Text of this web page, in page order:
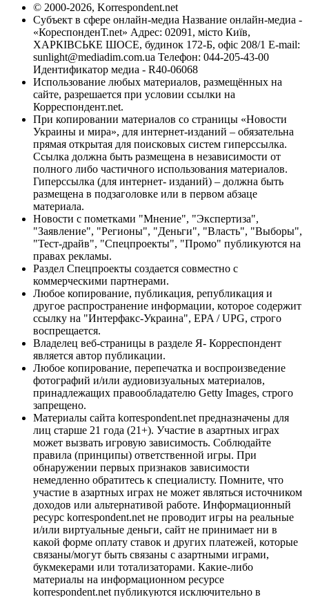
© 2000-2026, Korrespondent.net
Субъект в сфере онлайн-медиа Название онлайн-медиа -
«КореспонденТ.net» Адрес: 02091, місто Київ,
ХАРКІВСЬКЕ ШОСЕ, будинок 172-Б, офіс 208/1 E-mail:
sunlight@mediadim.com.ua Телефон: 044-205-43-00
Идентификатор медиа - R40-06068
Использование любых материалов, размещённых на
сайте, разрешается при условии ссылки на
Корреспондент.net.
При копировании материалов со страницы «Новости
Украины и мира», для интернет-изданий – обязательна
прямая открытая для поисковых систем гиперссылка.
Ссылка должна быть размещена в независимости от
полного либо частичного использования материалов.
Гиперссылка (для интернет- изданий) – должна быть
размещена в подзаголовке или в первом абзаце
материала.
Новости с пометками "Мнение", "Экспертиза",
"Заявление", "Регионы", "Деньги", "Власть", "Выборы",
"Тест-драйв", "Спецпроекты", "Промо" публикуются на
правах рекламы.
Раздел Спецпроекты создается совместно с
коммерческими партнерами.
Любое копирование, публикация, републикация и
другое распространение информации, которое содержит
ссылку на "Интерфакс-Украина", EPA / UPG, строго
воспрещается.
Владелец веб-страницы в разделе Я- Корреспондент
является автор публикации.
Любое копирование, перепечатка и воспроизведение
фотографий и/или аудиовизуальных материалов,
принадлежащих правообладателю Getty Images, строго
запрещено.
Материалы сайта korrespondent.net предназначены для
лиц старше 21 года (21+). Участие в азартных играх
может вызвать игровую зависимость. Соблюдайте
правила (принципы) ответственной игры. При
обнаружении первых признаков зависимости
немедленно обратитесь к специалисту. Помните, что
участие в азартных играх не может являться источником
доходов или альтернативой работе. Информационный
ресурс korrespondent.net не проводит игры на реальные
и/или виртуальные деньги, сайт не принимает ни в
какой форме оплату ставок и других платежей, которые
связаны/могут быть связаны с азартными играми,
букмекерами или тотализаторами. Какие-либо
материалы на информационном ресурсе
korrespondent.net публикуются исключительно в